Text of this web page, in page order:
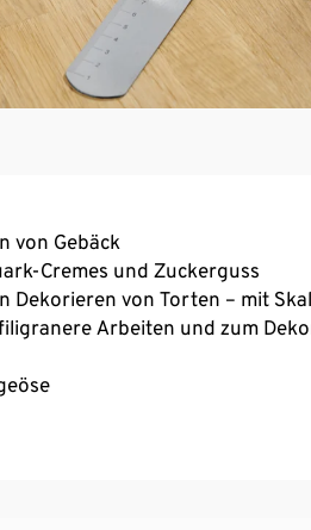
von Gebäck
Cremes und Zuckerguss
Dekorieren von Torten – mit
Arbeiten und zum
Edelstahl